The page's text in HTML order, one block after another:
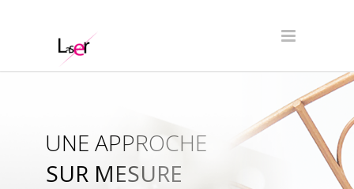
SUR MESURE
UNE APPROCHE